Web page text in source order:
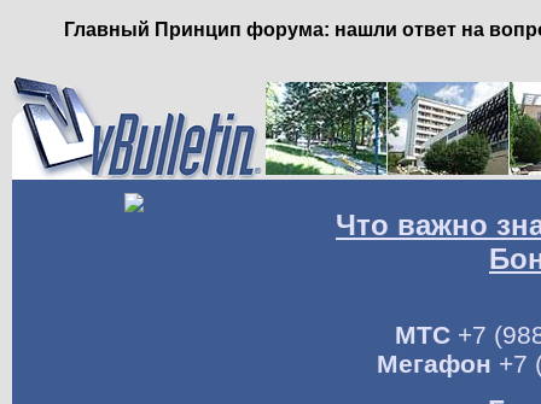
Главный Принцип форума: нашли ответ на
Что важно
МТС+7
Мегафон +7